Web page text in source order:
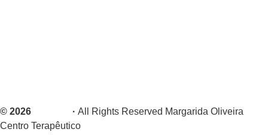
© 2026 · All Rights Reserved Margarida Oliveira
Centro Terapêutico